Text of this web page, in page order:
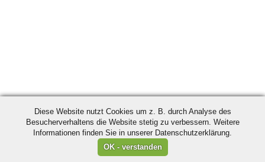
Diese Website nutzt Cookies um z. B. durch Analyse des
Besucherverhaltens die Website stetig zu verbessern. Weitere
Informationen finden Sie in unserer Datenschutzerklärung.